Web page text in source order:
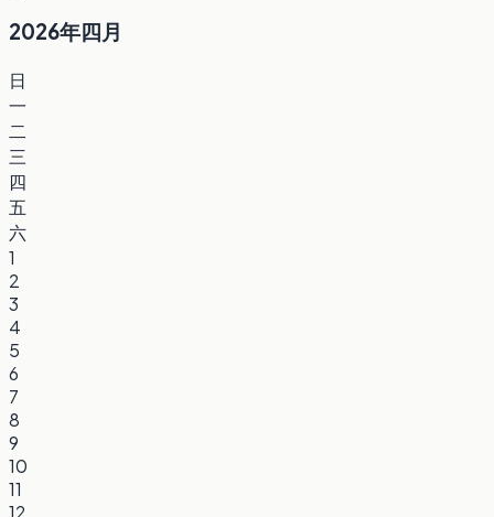
2026年四月
日
一
二
三
四
五
六
1
2
3
4
5
6
7
8
9
10
11
12